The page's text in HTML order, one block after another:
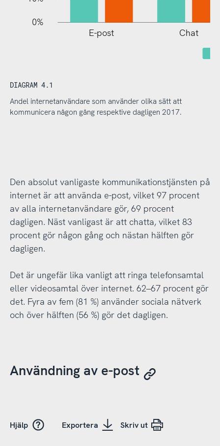
0%
E-post Chat
DIAGRAM 4.1
Andel internetanvändare som använder olika sätt att
kommunicera någon gång respektive dagligen 2017.
Den absolut vanligaste kommunikationstjänsten på
internet är att använda e-post, vilket 97 procent
av alla internetanvändare gör, 69 procent
dagligen. Näst vanligast är att chatta, vilket 83
procent gör någon gång och nästan hälften gör
dagligen.
Det är ungefär lika vanligt att ringa telefonsamtal
eller videosamtal över internet. 62–67 procent gör
det. Fyra av fem (81 %) använder sociala nätverk
och över hälften (56 %) gör det dagligen.
Användning av e-post
Hjälp Exportera Skriv ut